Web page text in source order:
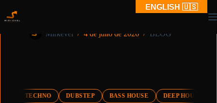
contenido
¿Cuándo pagar promoción para tu música?
Mirkevel 4 de julio de 2026 BLOG
TECHNO DUBSTEP BASS HOUSE DEEP HOUSE
ENGLISH 🇺🇸